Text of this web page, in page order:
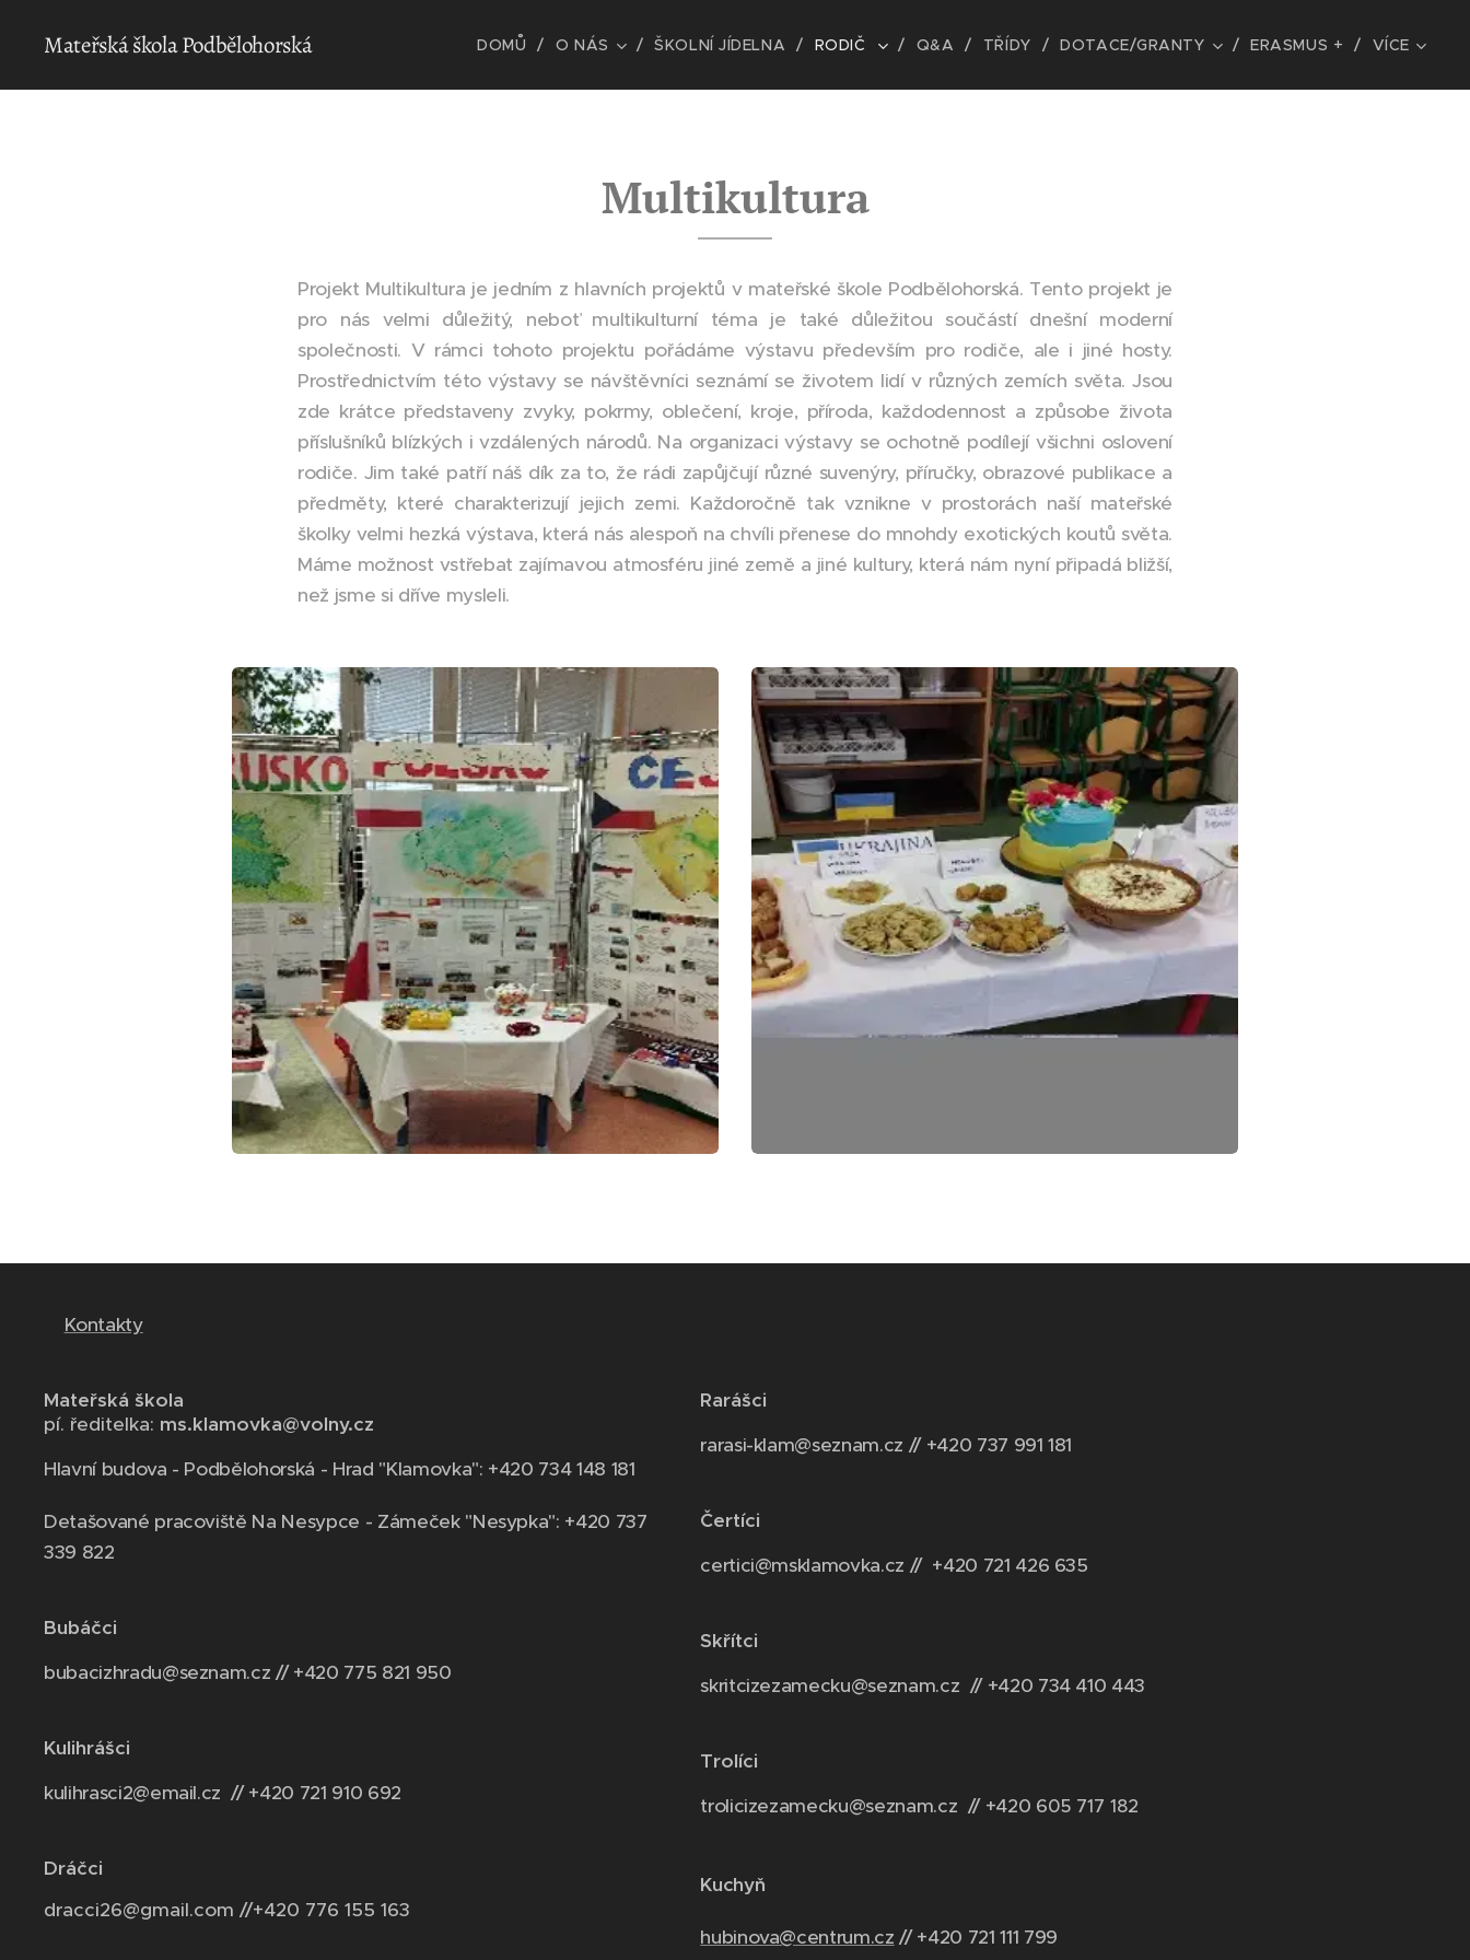
Mateřská škola Podbělohorská DOMŮ O NÁS ŠKOLNÍ JÍDELNA RODIČ Q&A TŘÍDY DOTACE/GRANTY ERASMUS + VÍCE
Multikultura
Projekt Multikultura je jedním z hlavních projektů v mateřské škole Podbělohorská. Tento projekt je
pro nás velmi důležitý, neboť multikulturní téma je také důležitou součástí dnešní moderní
společnosti. V rámci tohoto projektu pořádáme výstavu především pro rodiče, ale i jiné hosty.
Prostřednictvím této výstavy se návštěvníci seznámí se životem lidí v různých zemích světa. Jsou
zde krátce představeny zvyky, pokrmy, oblečení, kroje, příroda, každodennost a způsobe života
příslušníků blízkých i vzdálených národů. Na organizaci výstavy se ochotně podílejí všichni oslovení
rodiče. Jim také patří náš dík za to, že rádi zapůjčují různé suvenýry, příručky, obrazové publikace a
předměty, které charakterizují jejich zemi. Každoročně tak vznikne v prostorách naší mateřské
školky velmi hezká výstava, která nás alespoň na chvíli přenese do mnohdy exotických koutů světa.
Máme možnost vstřebat zajímavou atmosféru jiné země a jiné kultury, která nám nyní připadá bližší,
než jsme si dříve mysleli.
Kontakty
Mateřská škola
pí. ředitelka: ms.klamovka@volny.cz
Hlavní budova - Podbělohorská - Hrad "Klamovka": +420 734 148 181
Detašované pracoviště Na Nesypce - Zámeček "Nesypka": +420 737
339 822
Bubáčci
bubacizhradu@seznam.cz // +420 775 821 950
Kulihrášci
kulihrasci2@email.cz // +420 721 910 692
Dráčci
dracci26@gmail.com //+420 776 155 163
Rarášci
rarasi-klam@seznam.cz // +420 737 991 181
Čertíci
certici@msklamovka.cz // +420 721 426 635
Skřítci
skritcizezamecku@seznam.cz // +420 734 410 443
Trolíci
trolicizezamecku@seznam.cz // +420 605 717 182
Kuchyň
hubinova@centrum.cz // +420 721 111 799